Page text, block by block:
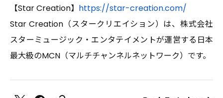
【Star Creation】 https://star-creation.com/
Star Creation（スタークリエイション）は、株式会社
スターミュージック・エンタテイメントが運営する日本
最大級のMCN（マルチチャンネルネットワーク）です。